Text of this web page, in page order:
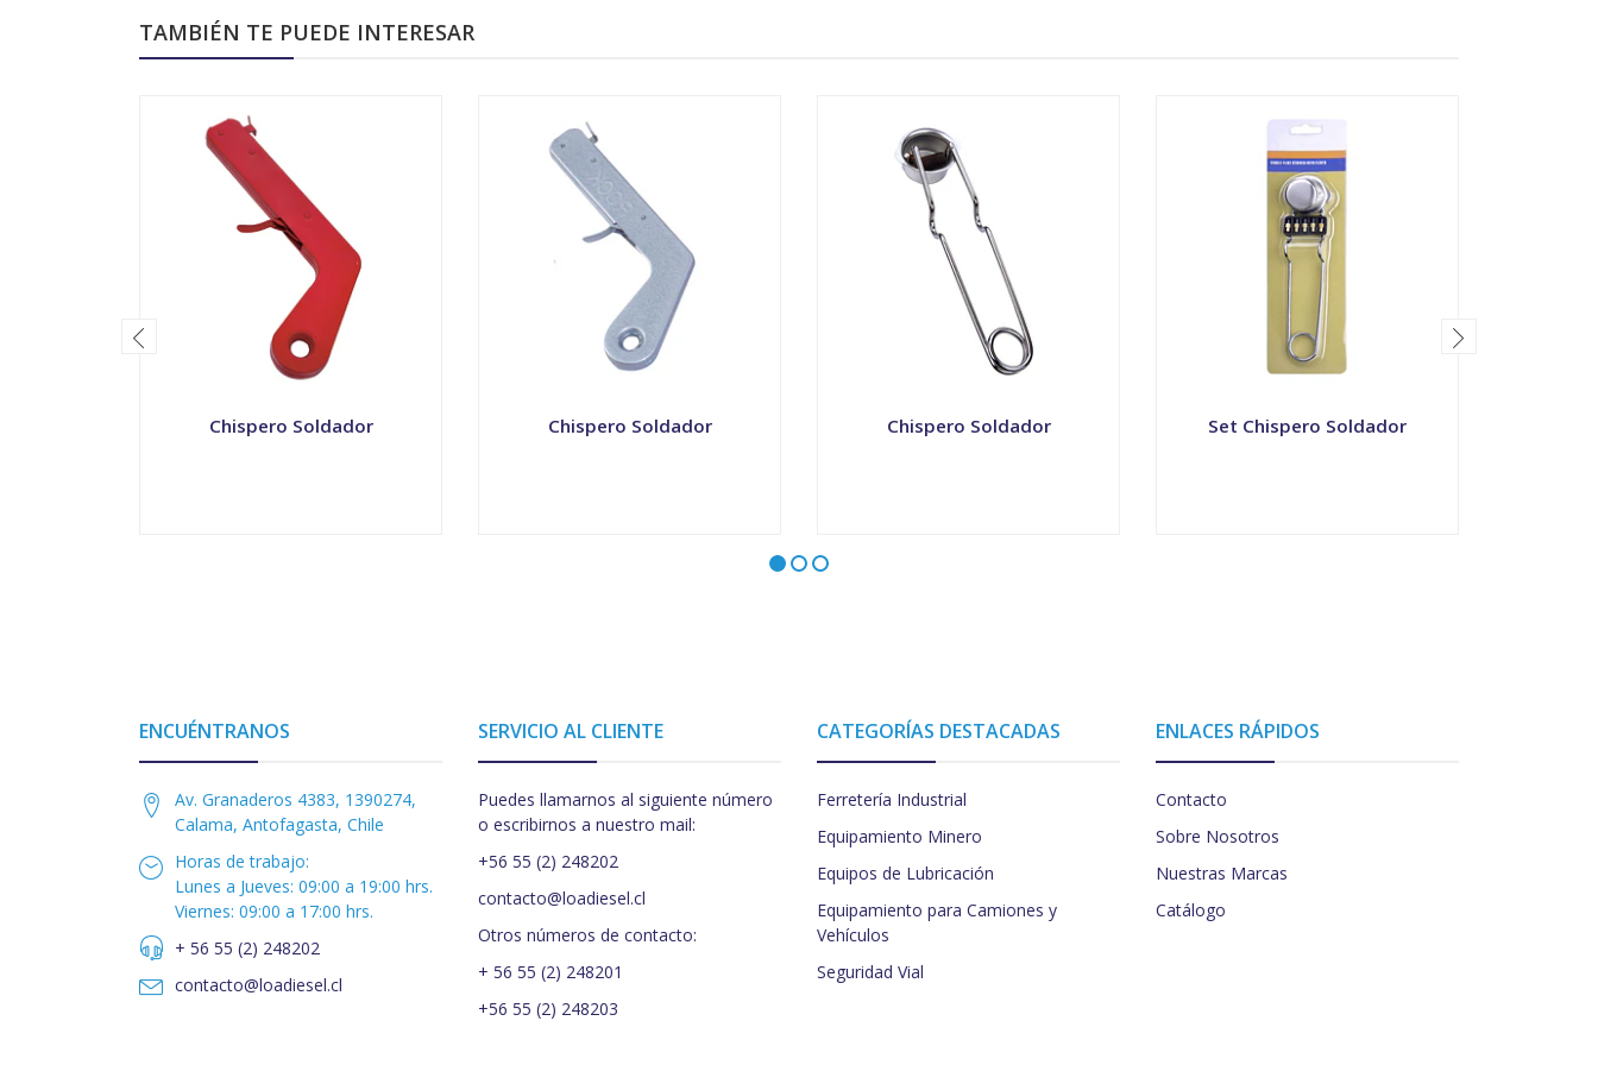
TAMBIÉN TE PUEDE INTERESAR
Chispero Soldador Chispero Soldador Chispero Soldador Set Chispero Soldador
ENCUÉNTRANOS
Av. Granaderos 4383, 1390274,
Calama, Antofagasta, Chile
Horas de trabajo:
Lunes a Jueves: 09:00 a 19:00 hrs.
Viernes: 09:00 a 17:00 hrs.
+ 56 55 (2) 248202
contacto@loadiesel.cl
SERVICIO AL CLIENTE
Puedes llamarnos al siguiente número
o escribirnos a nuestro mail:
+56 55 (2) 248202
contacto@loadiesel.cl
Otros números de contacto:
+ 56 55 (2) 248201
+56 55 (2) 248203
CATEGORÍAS DESTACADAS
Ferretería Industrial
Equipamiento Minero
Equipos de Lubricación
Equipamiento para Camiones y
Vehículos
Seguridad Vial
ENLACES RÁPIDOS
Contacto
Sobre Nosotros
Nuestras Marcas
Catálogo